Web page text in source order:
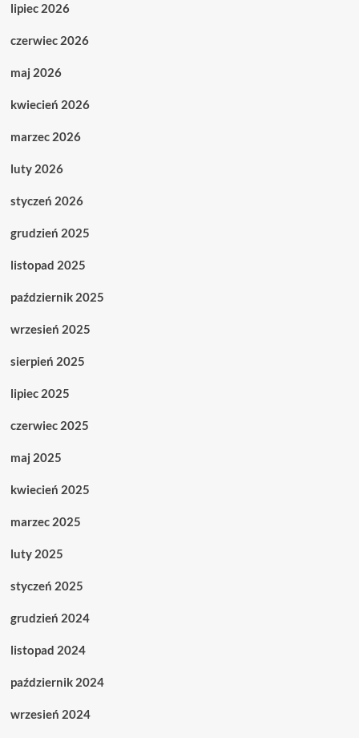
lipiec 2026
czerwiec 2026
maj 2026
kwiecień 2026
marzec 2026
luty 2026
styczeń 2026
grudzień 2025
listopad 2025
październik 2025
wrzesień 2025
sierpień 2025
lipiec 2025
czerwiec 2025
maj 2025
kwiecień 2025
marzec 2025
luty 2025
styczeń 2025
grudzień 2024
listopad 2024
październik 2024
wrzesień 2024